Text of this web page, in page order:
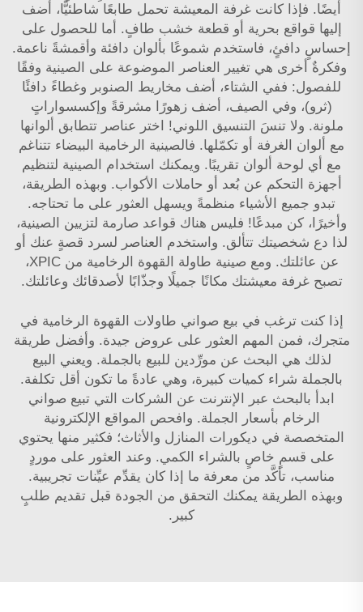
أيضًا. فإذا كانت غرفة المعيشة تحمل طابعًا شاطئيًّا، أضف
إليها قواقع بحرية أو قطعة خشب طافٍ. أما للحصول على
إحساسٍ دافئٍ، فاستخدم شموعًا بألوان دافئة وأقمشةً ناعمة.
وفكرةٌ أخرى هي تغيير العناصر الموضوعة على الصينية وفقًا
للفصول: ففي الشتاء، أضف مخاريط الصنوبر وغطاءً دافئًا
(ثرو)، وفي الصيف، أضف زهورًا مشرقةً وإكسسواراتٍ
ملونة. ولا تنسَ التنسيق اللوني! اختر عناصر تتطابق ألوانها
مع ألوان الغرفة أو تكمّلها. فالصينية الرخامية البيضاء تتناغم
مع أي لوحة ألوان تقريبًا. ويمكنك استخدام الصينية لتنظيم
أجهزة التحكم عن بُعد أو حاملات الأكواب. وبهذه الطريقة،
تبدو جميع الأشياء منظمةً ويسهل العثور على ما تحتاجه.
وأخيرًا، كن مبدعًا! فليس هناك قواعد صارمة لتزيين الصينية،
لذا دع شخصيتك تتألق. واستخدم العناصر لسرد قصةٍ عنك أو
عن عائلتك. ومع صينية طاولة القهوة الرخامية من XPIC،
تصبح غرفة معيشتك مكانًا جميلًا وجذّابًا لأصدقائك وعائلتك.
إذا كنت ترغب في بيع صواني طاولات القهوة الرخامية في
متجرك، فمن المهم العثور على عروض جيدة. وأفضل طريقة
لذلك هي البحث عن مورِّدين للبيع بالجملة. ويعني البيع
بالجملة شراء كميات كبيرة، وهي عادةً ما تكون أقل تكلفة.
ابدأ بالبحث عبر الإنترنت عن الشركات التي تبيع صواني
الرخام بأسعار الجملة. وافحص المواقع الإلكترونية
المتخصصة في ديكورات المنازل والأثاث؛ فكثير منها يحتوي
على قسمٍ خاصٍ بالشراء الكمي. وعند العثور على موردٍ
مناسب، تأكَّد من معرفة ما إذا كان يقدِّم عيِّنات تجريبية.
وبهذه الطريقة يمكنك التحقق من الجودة قبل تقديم طلبٍ
كبير.